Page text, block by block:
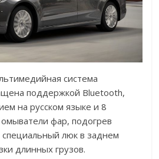
система
поддержкой Bluetooth,
на русском языке и 8
фар, подогрев
люк в заднем
длинных грузов.